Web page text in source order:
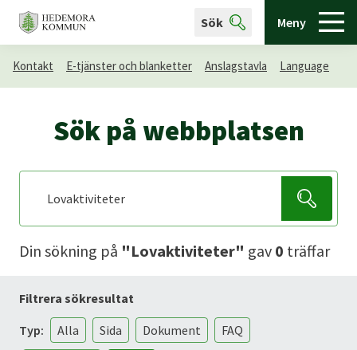
Sök Meny
Kontakt E-tjänster och blanketter Anslagstavla Language
Sök på webbplatsen
Din sökning på "Lovaktiviteter" gav 0 träffar
Filtrera sökresultat
Typ:
Alla Sida Dokument
FAQ